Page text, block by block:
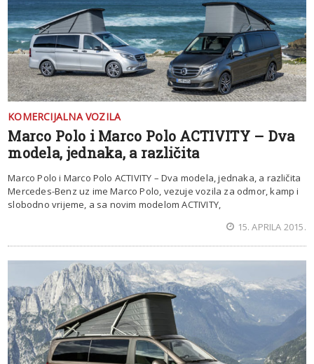
KOMERCIJALNA VOZILA
Marco Polo i Marco Polo ACTIVITY – Dva
modela, jednaka, a različita
Marco Polo i Marco Polo ACTIVITY – Dva modela, jednaka, a različita
Mercedes-Benz uz ime Marco Polo, vezuje vozila za odmor, kamp i
slobodno vrijeme, a sa novim modelom ACTIVITY,
15. APRILA 2015.